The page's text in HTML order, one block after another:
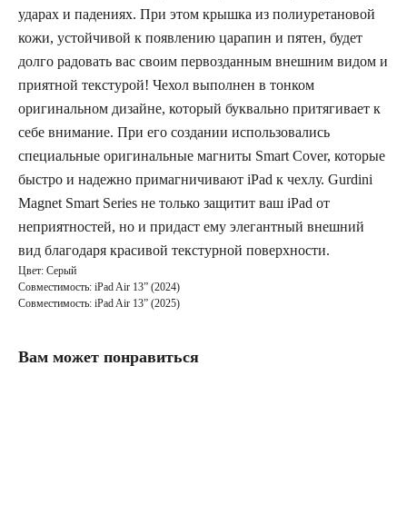
ударах и падениях. При этом крышка из полиуретановой
кожи, устойчивой к появлению царапин и пятен, будет
долго радовать вас своим первозданным внешним видом и
приятной текстурой! Чехол выполнен в тонком
оригинальном дизайне, который буквально притягивает к
себе внимание. При его создании использовались
специальные оригинальные магниты Smart Cover, которые
быстро и надежно примагничивают iPad к чехлу. Gurdini
Magnet Smart Series не только защитит ваш iPad от
неприятностей, но и придаст ему элегантный внешний
вид благодаря красивой текстурной поверхности.
Цвет: Серый
Совместимость: iPad Air 13” (2024)
Совместимость: iPad Air 13” (2025)
Вам может понравиться